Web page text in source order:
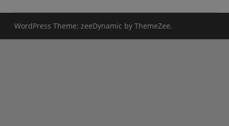
WordPress Theme: zeeDynamic by ThemeZee.